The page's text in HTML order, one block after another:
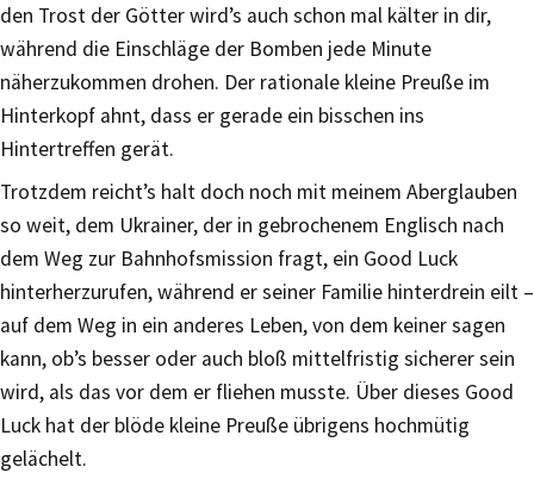
den Trost der Götter wird’s auch schon mal kälter in dir,
während die Einschläge der Bomben jede Minute
näherzukommen drohen. Der rationale kleine Preuße im
Hinterkopf ahnt, dass er gerade ein bisschen ins
Hintertreffen gerät.
Trotzdem reicht’s halt doch noch mit meinem Aberglauben
so weit, dem Ukrainer, der in gebrochenem Englisch nach
dem Weg zur Bahnhofsmission fragt, ein Good Luck
hinterherzurufen, während er seiner Familie hinterdrein eilt –
auf dem Weg in ein anderes Leben, von dem keiner sagen
kann, ob’s besser oder auch bloß mittelfristig sicherer sein
wird, als das vor dem er fliehen musste. Über dieses Good
Luck hat der blöde kleine Preuße übrigens hochmütig
gelächelt.